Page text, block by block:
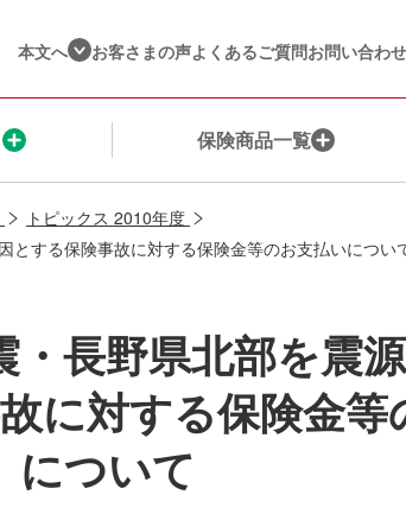
本文へ お客さまの声よくあるご質問お問い合わせ
保険を探す
私たちが選ばれる理由
ご契約までの流れ
公的保障について
ご契約者さま
ご契約内容の確認・変更
保険料のお支払いに関するお手続き
変額保険に​関するお手続き​
保険商品一覧
ネット保険・通販商品一覧​
健康☆チャレンジ！制度（収入保障保険
ウェルビーイングサービス一覧
インシュアヘルスへの想い
ＭＹひまわりアプリのご紹介
企業情報​
株主・投資家の皆様へ​
私たちの取組み​
お客さまへの姿勢
トピックス 2010年度
とする保険事故に対する保険金等のお支払いについ
・長野県北部を震
に対する保険金等
について